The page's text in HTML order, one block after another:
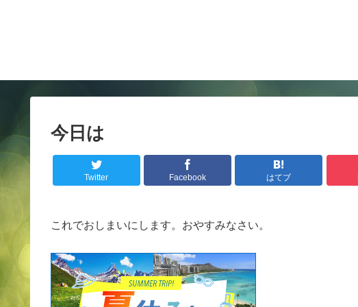
今日は
Twitter Facebook はてブ
これでおしまいにします。おやすみなさい。